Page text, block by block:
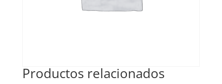
Productos relacionados